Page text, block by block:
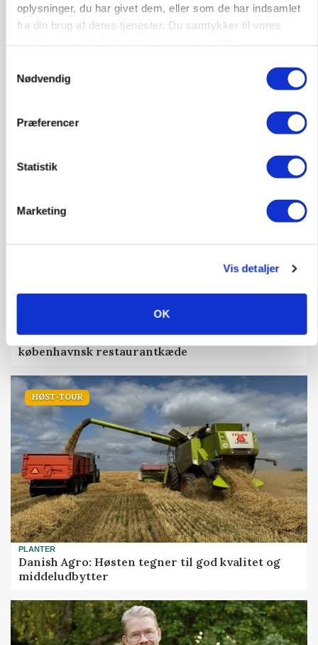
oplysninger, du har givet dem, eller som de har indsamlet
fra din brug af deres tjenester. Du samtykker til vores
Nødvendig
Præferencer
Statistik
Marketing
Vis detaljer
OK
Annonce
KLUMME
budgettjek
Grambogård får oksekød på menuen hos
københavnsk restaurantkæde
HØST-TOUR
PLANTER
Danish Agro: Høsten tegner til god kvalitet og
middeludbytter